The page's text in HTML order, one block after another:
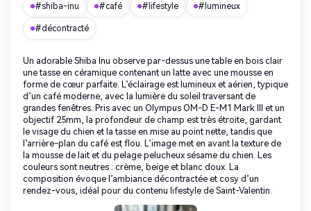
#shiba-inu #café #lifestyle #lumineux
#décontracté
Un adorable Shiba Inu observe par-dessus une table en bois clair
une tasse en céramique contenant un latte avec une mousse en
forme de cœur parfaite. L’éclairage est lumineux et aérien, typique
d’un café moderne, avec la lumière du soleil traversant de
grandes fenêtres. Pris avec un Olympus OM-D E-M1 Mark III et un
objectif 25mm, la profondeur de champ est très étroite, gardant
le visage du chien et la tasse en mise au point nette, tandis que
l’arrière-plan du café est flou. L’image met en avant la texture de
la mousse de lait et du pelage pelucheux sésame du chien. Les
couleurs sont neutres : crème, beige et blanc doux. La
composition évoque l’ambiance décontractée et cosy d’un
rendez-vous, idéal pour du contenu lifestyle de Saint-Valentin.